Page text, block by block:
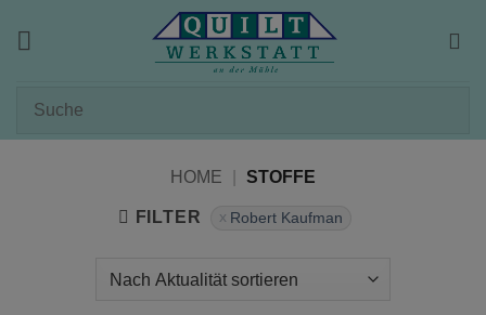
HOME STOFFE
FILTER Robert Kaufman